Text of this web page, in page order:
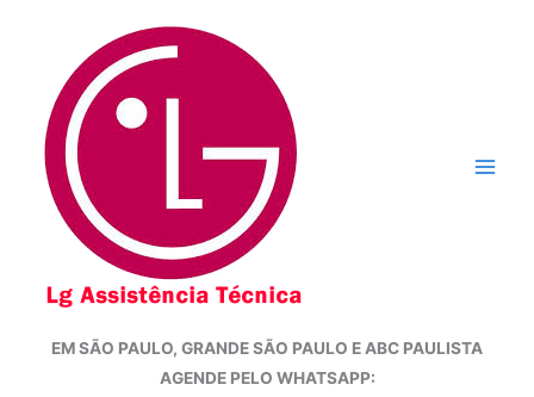
conteúdo
EM SÃO PAULO, GRANDE SÃO PAULO E ABC PAULISTA
AGENDE PELO WHATSAPP: